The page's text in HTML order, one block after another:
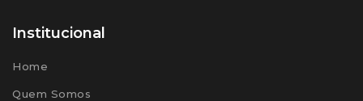
Institucional
Home
Quem Somos